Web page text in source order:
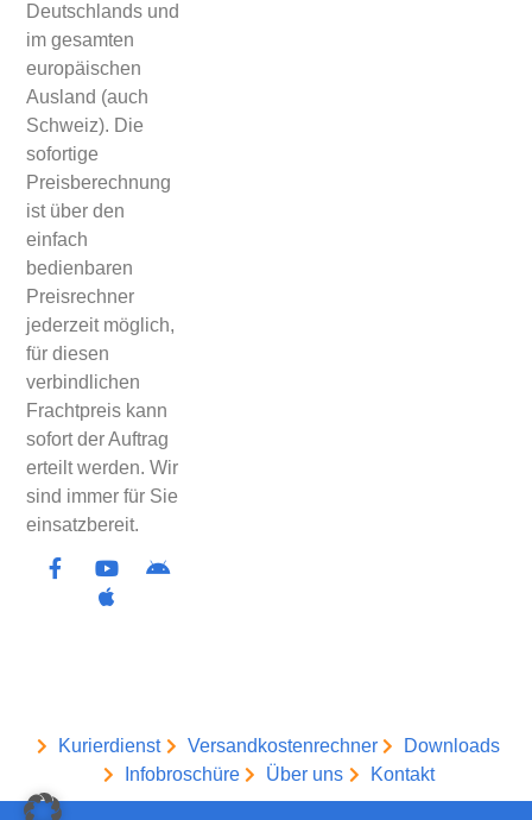
Deutschlands und
im gesamten
europäischen
Ausland (auch
Schweiz). Die
sofortige
Preisberechnung
ist über den
einfach
bedienbaren
Preisrechner
jederzeit möglich,
für diesen
verbindlichen
Frachtpreis kann
sofort der Auftrag
erteilt werden. Wir
sind immer für Sie
einsatzbereit.
Kurierdienst Versandkostenrechner
Downloads
Infobroschüre
Über uns Kontakt